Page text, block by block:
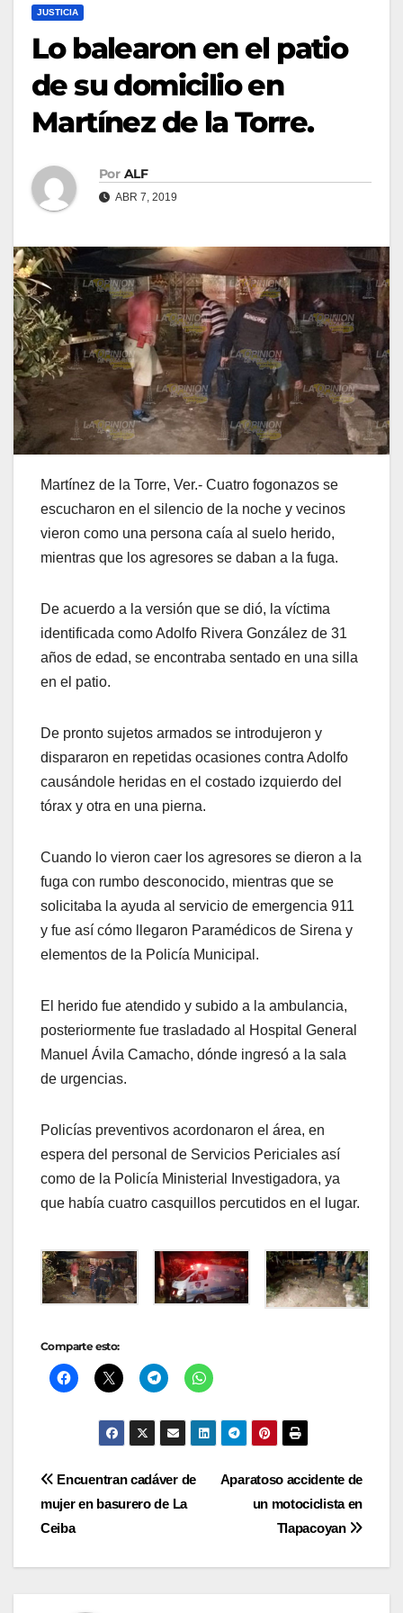
JUSTICIA
Lo balearon en el patio
de su domicilio en
Martínez de la Torre.
Por ALF
ABR 7, 2019
Martínez de la Torre, Ver.- Cuatro fogonazos se
escucharon en el silencio de la noche y vecinos
vieron como una persona caía al suelo herido,
mientras que los agresores se daban a la fuga.
De acuerdo a la versión que se dió, la víctima
identificada como Adolfo Rivera González de 31
años de edad, se encontraba sentado en una silla
en el patio.
De pronto sujetos armados se introdujeron y
dispararon en repetidas ocasiones contra Adolfo
causándole heridas en el costado izquierdo del
tórax y otra en una pierna.
Cuando lo vieron caer los agresores se dieron a la
fuga con rumbo desconocido, mientras que se
solicitaba la ayuda al servicio de emergencia 911
y fue así cómo llegaron Paramédicos de Sirena y
elementos de la Policía Municipal.
El herido fue atendido y subido a la ambulancia,
posteriormente fue trasladado al Hospital General
Manuel Ávila Camacho, dónde ingresó a la sala
de urgencias.
Policías preventivos acordonaron el área, en
espera del personal de Servicios Periciales así
como de la Policía Ministerial Investigadora, ya
que había cuatro casquillos percutidos en el lugar.
Comparte esto:
Navegación
de
entradas
Aparatoso accidente de
un motociclista en
Tlapacoyan
Encuentran cadáver de
mujer en basurero de La
Ceiba